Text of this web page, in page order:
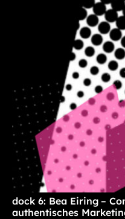
dock 6: Bea Eiring –
authentisches